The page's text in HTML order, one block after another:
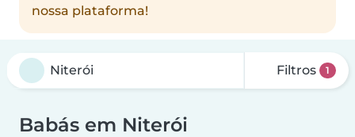
nossa plataforma!
Filtros 1
Babás em Niterói